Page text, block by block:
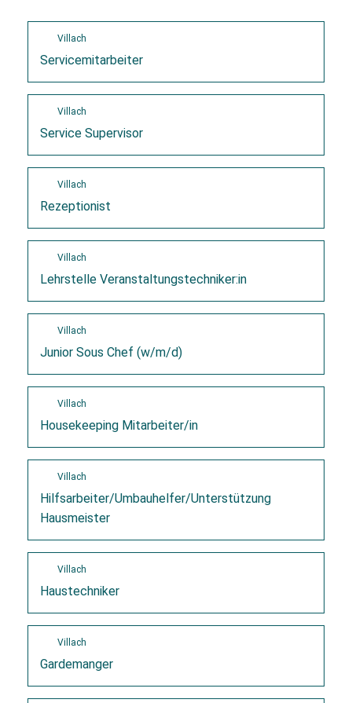
Villach
Servicemitarbeiter
Villach
Service Supervisor
Villach
Rezeptionist
Villach
Lehrstelle Veranstaltungstechniker:in
Villach
Junior Sous Chef (w/m/d)
Villach
Housekeeping Mitarbeiter/in
Villach
Hilfsarbeiter/Umbauhelfer/Unterstützung
Hausmeister
Villach
Haustechniker
Villach
Gardemanger